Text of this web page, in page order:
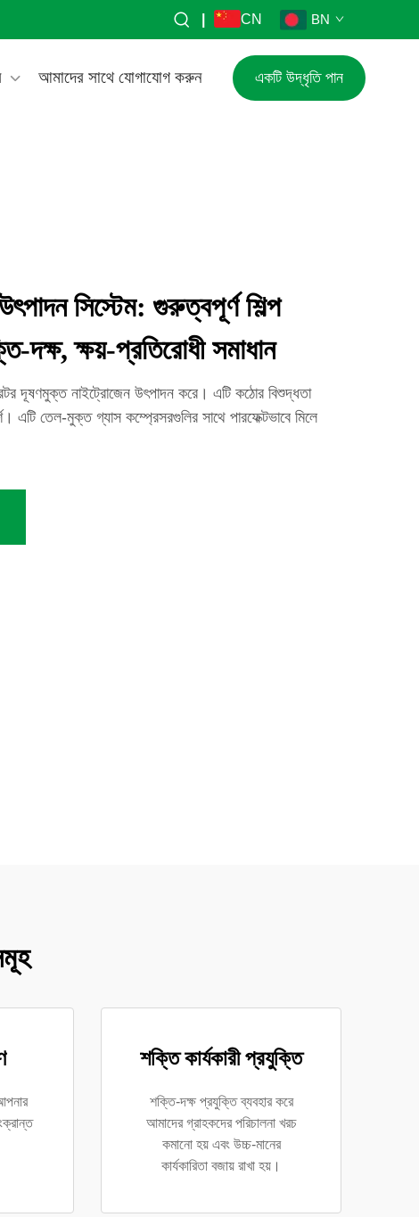
CN BN
আমাদের সাথে যোগাযোগ করুন একটি উদ্ধৃতি পান
সিস্টেম: গুরুত্বপূর্ণ শিল্প
দক্ষ, ক্ষয়-প্রতিরোধী সমাধান
দূষণমুক্ত নাইট্রোজেন উৎপাদন করে। এটি কঠোর বিশুদ্ধতা
এটি তেল-মুক্ত গ্যাস কম্প্রেসরগুলির সাথে পারফেক্টভাবে মিলে
শক্তি কার্যকারী প্রযুক্তি
শক্তি-দক্ষ প্রযুক্তি ব্যবহার করে
আমাদের গ্রাহকদের পরিচালনা খরচ
কমানো হয় এবং উচ্চ-মানের
কার্যকারিতা বজায় রাখা হয়।